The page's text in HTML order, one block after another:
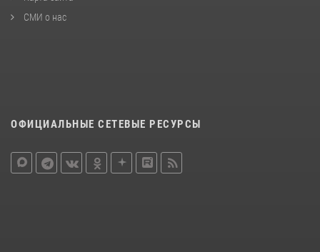
СМИ о нас
ОФИЦИАЛЬНЫЕ СЕТЕВЫЕ РЕСУРСЫ